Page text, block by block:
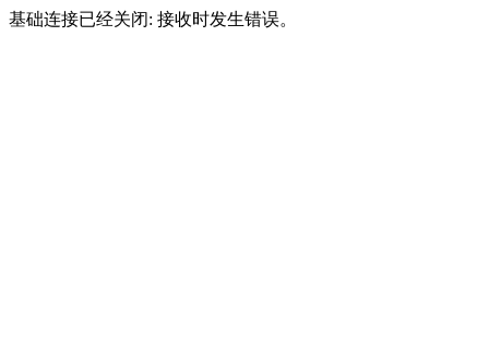
基础连接已经关闭: 接收时发生错误。